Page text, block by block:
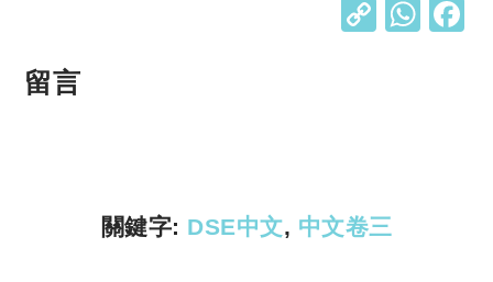
C W
留言
關鍵字: DSE中文, 中文卷三